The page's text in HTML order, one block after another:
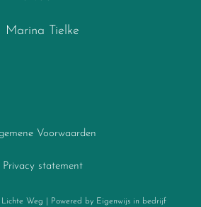
Marina Tielke
Voorwaarden
Privacy statement
Weg | Powered by Eigenwijs in bedrijf